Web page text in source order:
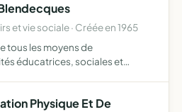
et vie sociale · Créée en 1965
tous les moyens de
éducatrices, sociales et
Physique Et De